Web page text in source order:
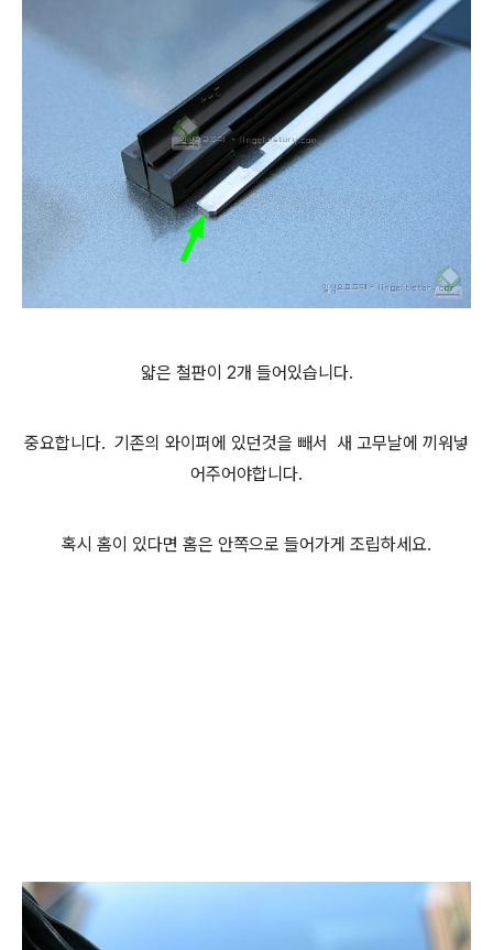
얇은 철판이 2개 들어있습니다.
중요합니다. 기존의 와이퍼에 있던것을 빼서 새 고무날에 끼워넣
어주어야합니다.
혹시 홈이 있다면 홈은 안쪽으로 들어가게 조립하세요.